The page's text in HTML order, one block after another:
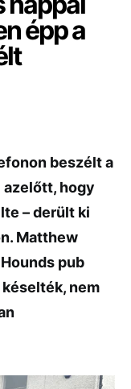
épp a
beszélt a
hogy
– derült ki
Matthew
pub
nem